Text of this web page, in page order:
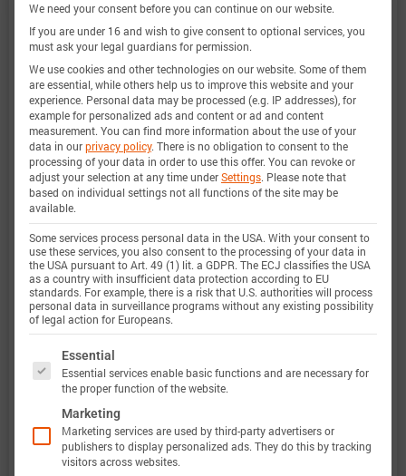
非常广泛，实验特性覆盖了电池的整个操作区域：
在低温和高温下，直到最大电流，并且在整个电量
范围内。
电量范围 0 … 100%
电流范围
定义
-16 A 放电 … 6 A 充电 (-5C … 2C)
电压范围
定义
2.5 … 4.2 V
温度范围
定义
此外，巴特莫电池模型的验证将完全透明。巴特莫
We need your consent before you can continue on our website.
If you are under 16 and wish to give consent to optional services, you
must ask your legal guardians for permission.
We use cookies and other technologies on our website. Some of them
are essential, while others help us to improve this website and your
experience. Personal data may be processed (e.g. IP addresses), for
example for personalized ads and content or ad and content
measurement. You can find more information about the use of your
data in ourprivacy policy. There is no obligation to consent to the
processing of your data in order to use this offer. You can revoke or
adjust your selection at any time underSettings. Please note that
based on individual settings not all functions of the site may be
available.
Some services process personal data in the USA. With your consent to
use these services, you also consent to the processing of your data in
the USA pursuant to Art. 49 (1) lit. a GDPR. The ECJ classifies the USA
as a country with insufficient data protection according to EU
standards. For example, there is a risk that U.S. authorities will process
personal data in surveillance programs without any existing possibility
of legal action for Europeans.
The following is a list of service groups for which
Essential
Essential services enable basic functions and are necessary for
the proper function of the website.
Marketing
Marketing services are used by third-party advertisers or
publishers to display personalized ads. They do this by tracking
visitors across websites.